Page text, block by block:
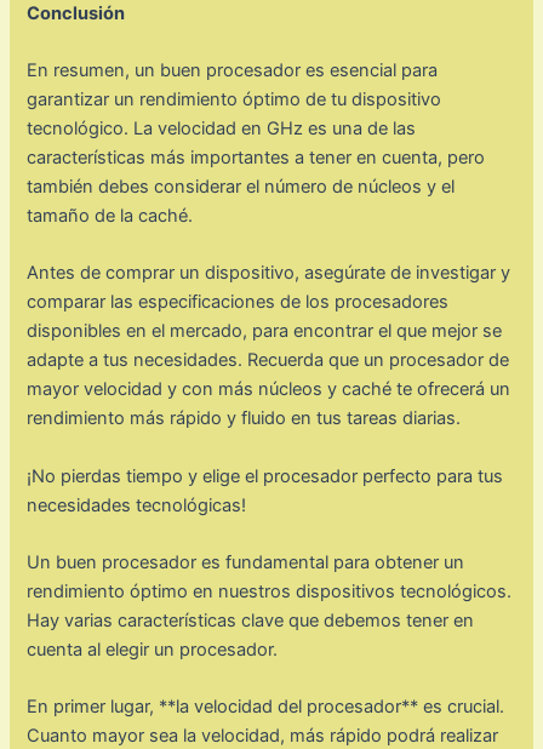
Conclusión
En resumen, un buen procesador es esencial para
garantizar un rendimiento óptimo de tu dispositivo
tecnológico. La velocidad en GHz es una de las
características más importantes a tener en cuenta, pero
también debes considerar el número de núcleos y el
tamaño de la caché.
Antes de comprar un dispositivo, asegúrate de investigar y
comparar las especificaciones de los procesadores
disponibles en el mercado, para encontrar el que mejor se
adapte a tus necesidades. Recuerda que un procesador de
mayor velocidad y con más núcleos y caché te ofrecerá un
rendimiento más rápido y fluido en tus tareas diarias.
¡No pierdas tiempo y elige el procesador perfecto para tus
necesidades tecnológicas!
Un buen procesador es fundamental para obtener un
rendimiento óptimo en nuestros dispositivos tecnológicos.
Hay varias características clave que debemos tener en
cuenta al elegir un procesador.
En primer lugar, **la velocidad del procesador** es crucial.
Cuanto mayor sea la velocidad, más rápido podrá realizar